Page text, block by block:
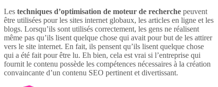
Les techniques d’optimisation de moteur de recherche peuvent
être utilisées pour les sites internet globaux, les articles en ligne et les
blogs. Lorsqu’ils sont utilisés correctement, les gens ne réalisent
même pas qu’ils lisent quelque chose qui avait pour but de les attirer
vers le site internet. En fait, ils pensent qu’ils lisent quelque chose
qui a été fait pour être lu. Eh bien, cela est vrai si l’entreprise qui
fournit le contenu possède les compétences nécessaires à la création
convaincante d’un contenu SEO pertinent et divertissant.